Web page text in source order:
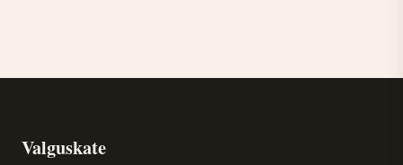
Valguskate